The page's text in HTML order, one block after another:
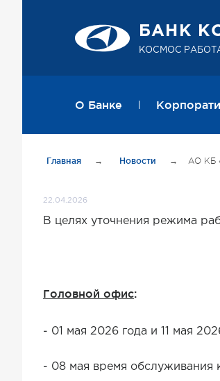
БАНК
КОСМОС
О Банке
Главная → Новости → АО КБ
22.04.2026
В целях уточнения
Головной офис:
- 01 мая 2026 года и 11 мая
- 08 мая время обслуживания